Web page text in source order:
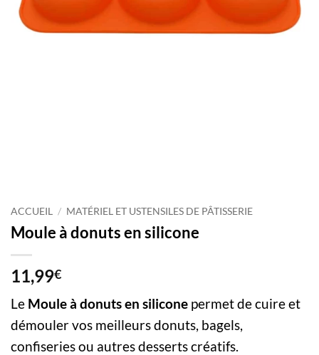
ACCUEIL / MATÉRIEL ET USTENSILES DE PÂTISSERIE
Moule à donuts en silicone
11,99€
Le Moule à donuts en silicone permet de cuire et
démouler vos meilleurs donuts, bagels,
confiseries ou autres desserts créatifs.